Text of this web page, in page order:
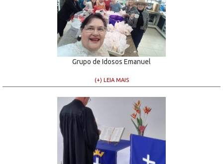
Grupo de Idosos Emanuel
(+) LEIA MAIS